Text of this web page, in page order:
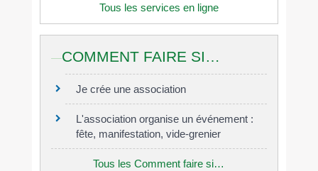
Tous les services en ligne
COMMENT FAIRE SI…
Je crée une association
L'association organise un événement :
fête, manifestation, vide-grenier
Tous les Comment faire si…